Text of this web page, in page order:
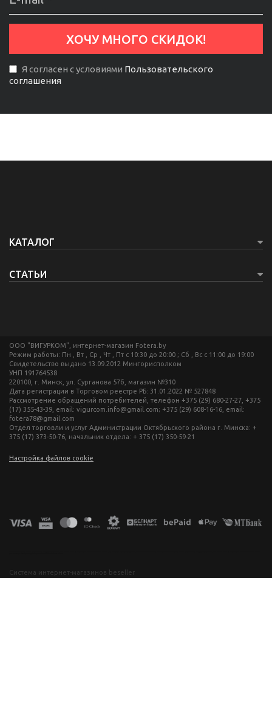
Я согласен с условиями Пользовательского
соглашения
КАТАЛОГ
СТАТЬИ
ООО "ВИГУРКОМ", интернет-магазин Fotera.by
Режим работы: Пн , Вт , Ср , Чт , Пт c 10:30 до 20:00 ; Сб , Вс c 11:00 до 19:00
Свидетельство выдано 13.09.2012 Мингорисполком
УНП 191764538
220100, г. Минск, ул. Сурганова 57б, магазин №310
Дата регистрации в Торговом реестре РБ: 31.01.2022 № 527848
Рассмотрение обращений потребителей, телефон +375 (29) 680-27-27, +375
(17) 355-43-39, email: vigurcom.info@gmail.com; +375 (29) 608-16-16, email:
fotera78@gmail.com
Отдел торговли и услуг Администрации Октябрьского района г. Минска: +
375 (17) 373-50-76, начальник отдела: + 375 (17) 350-59-21
Настройка файлов cookie
Система интернет-магазинов beseller